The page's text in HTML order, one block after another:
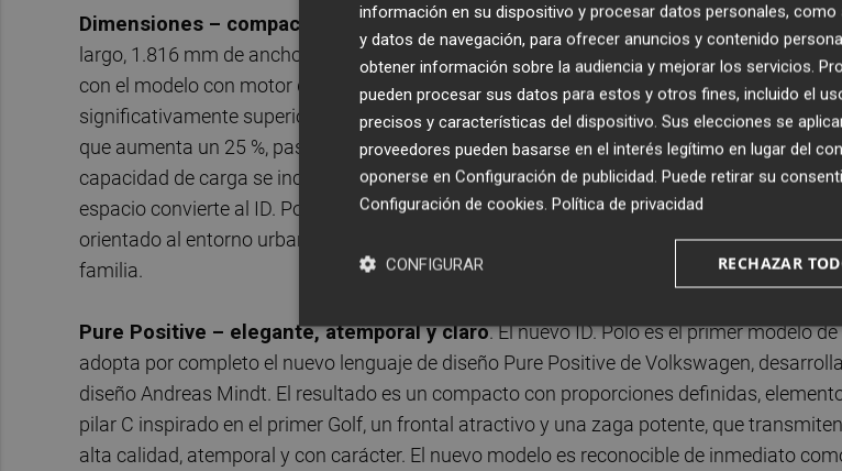
Dimensiones – compacto, espacioso y apto para el uso diario . El nuevo ID. Polo
largo, 1.816 mm de ancho y 1.530 mm de alto, con una distancia entre ejes de 2.600 mm.
con el modelo con motor de combustión, el ID. Polo destaca por un aprovechamiento del
significativamente superior gracias a la plataforma MEB+. Un ejemplo de ello es el
que aumenta un 25 %, pasando de 351 a 441 litros. Con los respaldos de los asientos
capacidad de carga se incrementa hasta los 1.240 litros (Polo convencional: 1.125
espacio convierte al ID. Polo, con cinco plazas, en un vehículo más versátil que sus
orientado al entorno urbano, sino también capaz de responder con solvencia al uso
familia.
Pure Positive – elegante, atemporal y claro. El nuevo ID. Polo es el primer modelo
adopta por completo el nuevo lenguaje de diseño Pure Positive de Volkswagen,
diseño Andreas Mindt. El resultado es un compacto con proporciones definidas,
pilar C inspirado en el primer Golf, un frontal atractivo y una zaga potente, que
alta calidad, atemporal y con carácter. El nuevo modelo es reconocible de inmediato
información en su dispositivo y procesar datos personales, como
y datos de navegación, para ofrecer anuncios y contenido
obtener información sobre la audiencia y mejorar los servicios.
pueden procesar sus datos para estos y otros fines, incluido el
precisos y características del dispositivo. Sus elecciones se
proveedores pueden basarse en el interés legítimo en lugar del
oponerse en Configuración de publicidad. Puede retirar su
Configuración de cookies. Política de privacidad
RECHAZAR
CONFIGURAR